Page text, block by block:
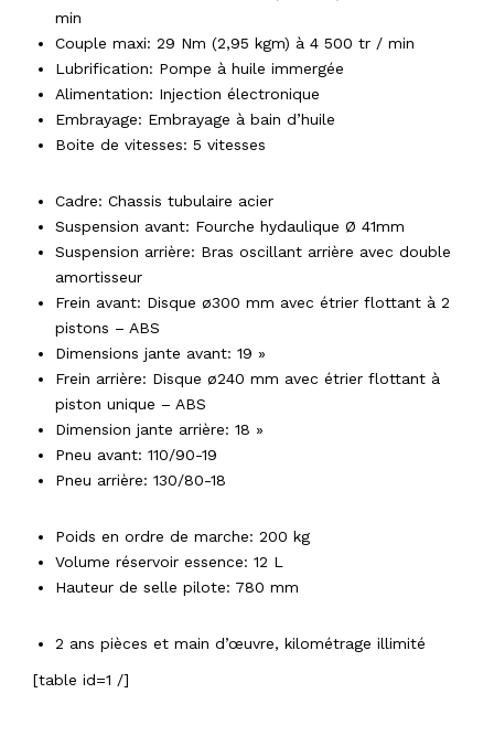
min
Couple maxi: 29 Nm (2,95 kgm) à 4 500 tr / min
Lubrification: Pompe à huile immergée
Alimentation: Injection électronique
Embrayage: Embrayage à bain d’huile
Boite de vitesses: 5 vitesses
Cadre: Chassis tubulaire acier
Suspension avant: Fourche hydaulique Ø 41mm
Suspension arrière: Bras oscillant arrière avec double
amortisseur
Frein avant: Disque ø300 mm avec étrier flottant à 2
pistons – ABS
Dimensions jante avant: 19 »
Frein arrière: Disque ø240 mm avec étrier flottant à
piston unique – ABS
Dimension jante arrière: 18 »
Pneu avant: 110/90-19
Pneu arrière: 130/80-18
Poids en ordre de marche: 200 kg
Volume réservoir essence: 12 L
Hauteur de selle pilote: 780 mm
2 ans pièces et main d’œuvre, kilométrage illimité
[table id=1 /]